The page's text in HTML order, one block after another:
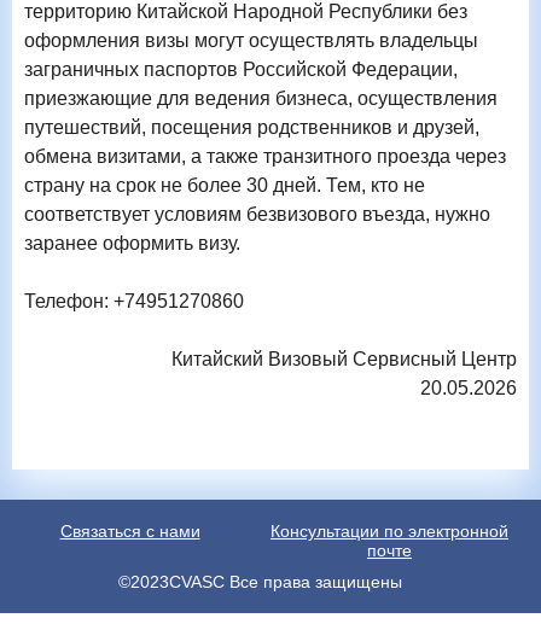
территорию Китайской Народной Республики без
оформления визы могут осуществлять владельцы
заграничных паспортов Российской Федерации,
приезжающие для ведения бизнеса, осуществления
путешествий, посещения родственников и друзей,
обмена визитами, а также транзитного проезда через
страну на срок не более 30 дней. Тем, кто не
соответствует условиям безвизового въезда, нужно
заранее оформить визу.
Телефон: +74951270860
Китайский Визовый Сервисный Центр
20.05.2026
Связаться с нами
Консультации по электронной
почте
©2023CVASC Все права защищены